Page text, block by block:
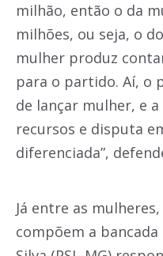
milhão, então o da
milhões, ou seja, o
mulher produz
para o partido. Aí, o
de lançar mulher, e
recursos e disputa
diferenciada”,
Já entre as
compõem a